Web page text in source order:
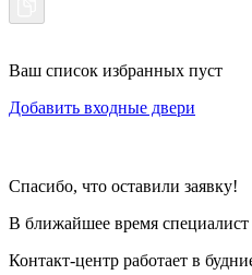
Ваш список избранных пуст
Добавить входные двери
Спасибо, что оставили заявку!
В ближайшее время специалист
Контакт-центр работает в